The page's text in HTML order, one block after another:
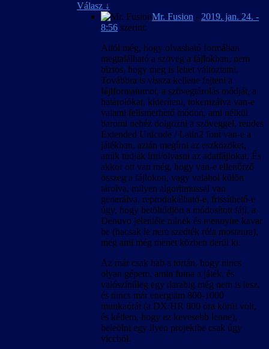
Válasz ↓
Mr. Fusion - 2019. jan. 24. -
8:56 szerint:
Attól még, hogy olvasható formában
megtalálható a szöveg a fájlokban, nem
biztos, hogy meg is lehet változtatni.
Továbbra is vissza kellene fejteni a
fájlformátumot, a szövegtárolás módját, a
határolókat, kideríteni, tokenizálva van-e
valami felismerhető módon, ami nélkül
baromi nehéz dolgozni a szöveggel, rendes
Extended Unicode / Latin2 font van-e a
játékban, aztán megírni az eszközöket,
amik tudják írni/olvasni az adatfájlokat. És
akkor ott van még, hogy van-e ellenőrző
összeg a fájlokon, vagy valahol külön
tárolva, milyen algoritmussal van
generálva, reprodukálható-e, frissíthető-e
úgy, hogy betöltődjön a módosított fájl, a
Denuvo jelenléte minek és mennyire kavar
be (hacsak le nem szedték róla mostanra),
meg ami még menet közben derül ki.
Az már csak hab a tortán, hogy nincs
olyan gépem, amin futna a játék, és
valószínűleg egy darabig még nem is lesz,
és nincs már energiám 800-1000
munkaórát (a DX:HR 800 óra körül volt,
és kétlem, hogy ez kevesebb lenne),
beleölni egy ilyen projektbe csak úgy
viccből.